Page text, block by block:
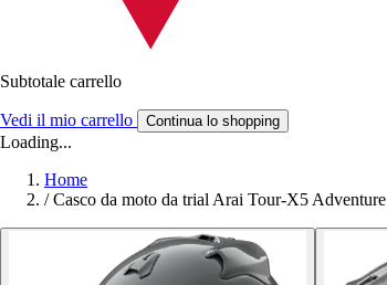
Subtotale carrello
Vedi il mio carrello Continua lo shopping
Loading...
Home
/ Casco da moto da trial Arai Tour-X5 Adventure